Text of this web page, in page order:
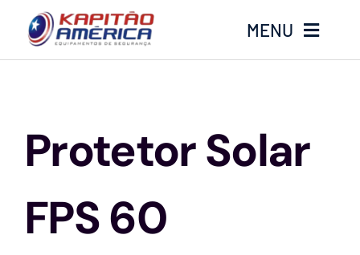
o
MENU
Produtos
Luvas
Protetor Solar
FPS 60